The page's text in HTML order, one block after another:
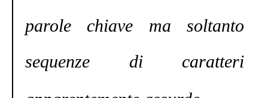
parole chiave ma soltanto
sequenze di caratteri